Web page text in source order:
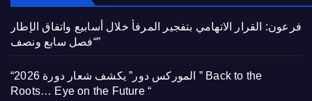
فرعون: القرار الاتهامي بتفجير المرفأ خلال أسابيع واتفاق الإطار
“فصل سابع ونصف”
“الموركس دور” يكشف شعار دورة 2026 ” Back to the
Roots… Eye on the Future “